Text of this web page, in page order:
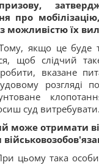
про
можливістю їх
якщо це буде
щоб слідчий
вказане
розгляді
суд витребувати.
може отримати
цьому така